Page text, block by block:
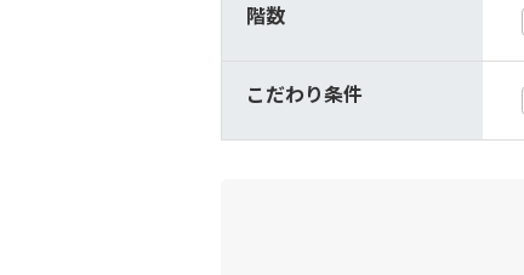
階数
こだわり条件